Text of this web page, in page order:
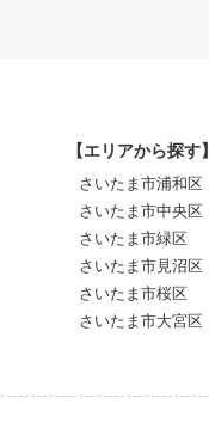
【エリアから探す】
さいたま市浦和区
さいたま市中央区
さいたま市緑区
さいたま市見沼区
さいたま市桜区
さいたま市大宮区